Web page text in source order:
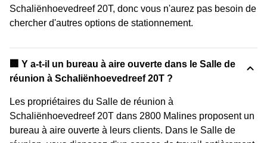
Schaliënhoevedreef 20T, donc vous n'aurez pas besoin de
chercher d'autres options de stationnement.
‍🏢 Y a-t-il un bureau à aire ouverte dans le Salle de
réunion à Schaliënhoevedreef 20T ?
Les propriétaires du Salle de réunion à
Schaliënhoevedreef 20T dans 2800 Malines proposent un
bureau à aire ouverte à leurs clients. Dans le Salle de